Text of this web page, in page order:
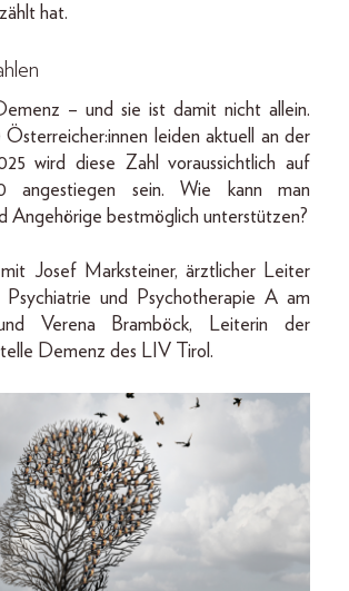
hat.
– und sie ist damit nicht allein.
leiden aktuell an der
wird diese Zahl voraussichtlich auf
angestiegen sein. Wie kann man
Angehörige bestmöglich unterstützen?
Josef Marksteiner, ärztlicher Leiter
und Psychotherapie A am
Verena Bramböck, Leiterin der
Demenz des LIV Tirol.